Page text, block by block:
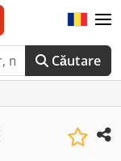
Căutare